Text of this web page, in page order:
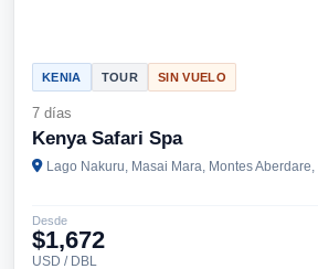
KENIA TOUR SIN VUELO
7 días
Kenya Safari Spa
Lago Nakuru, Masai Mara, Montes
Desde
$1,672
USD / DBL